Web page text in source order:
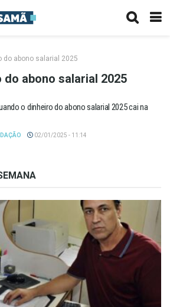
do abono salarial 2025
do abono salarial 2025
o dinheiro do abono salarial 2025 cai na
02/01/2025 - 11:14